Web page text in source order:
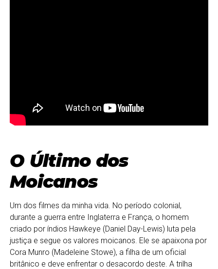
O Último dos
Moicanos
Um dos filmes da minha vida. No período colonial,
durante a guerra entre Inglaterra e França, o homem
criado por índios Hawkeye (Daniel Day-Lewis) luta pela
justiça e segue os valores moicanos. Ele se apaixona por
Cora Munro (Madeleine Stowe), a filha de um oficial
britânico e deve enfrentar o desacordo deste. A trilha